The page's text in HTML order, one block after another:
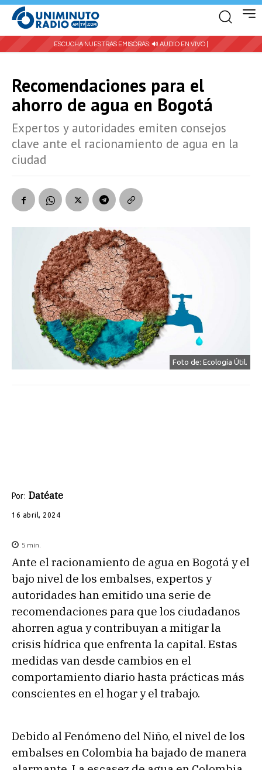
ESCUCHA NUESTRAS EMISORAS: 🔊 AUDIO EN VIVO |
Recomendaciones para el
ahorro de agua en Bogotá
Expertos y autoridades emiten consejos
clave ante el racionamiento de agua en la
ciudad
Foto de: Ecología Útil.
Por: Datéate
16 abril, 2024
5 min.
Ante el racionamiento de agua en Bogotá y el
bajo nivel de los embalses, expertos y
autoridades han emitido una serie de
recomendaciones para que los ciudadanos
ahorren agua y contribuyan a mitigar la
crisis hídrica que enfrenta la capital. Estas
medidas van desde cambios en el
comportamiento diario hasta prácticas más
conscientes en el hogar y el trabajo.
Debido al Fenómeno del Niño, el nivel de los
embalses en Colombia ha bajado de manera